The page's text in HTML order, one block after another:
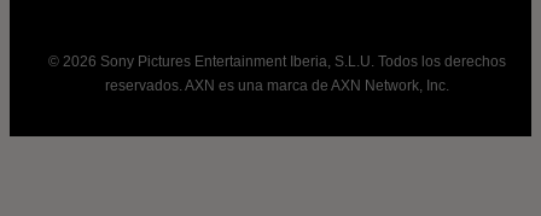
© 2026 Sony Pictures Entertainment Iberia, S.L.U. Todos los derechos
reservados. AXN es una marca de AXN Network, Inc.